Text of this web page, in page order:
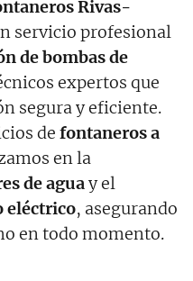
Rivas-
servicio profesional
de bombas de
expertos que
segura y eficiente.
de fontaneros a
en la
de aguay el
eléctrico, asegurando
en todo momento.